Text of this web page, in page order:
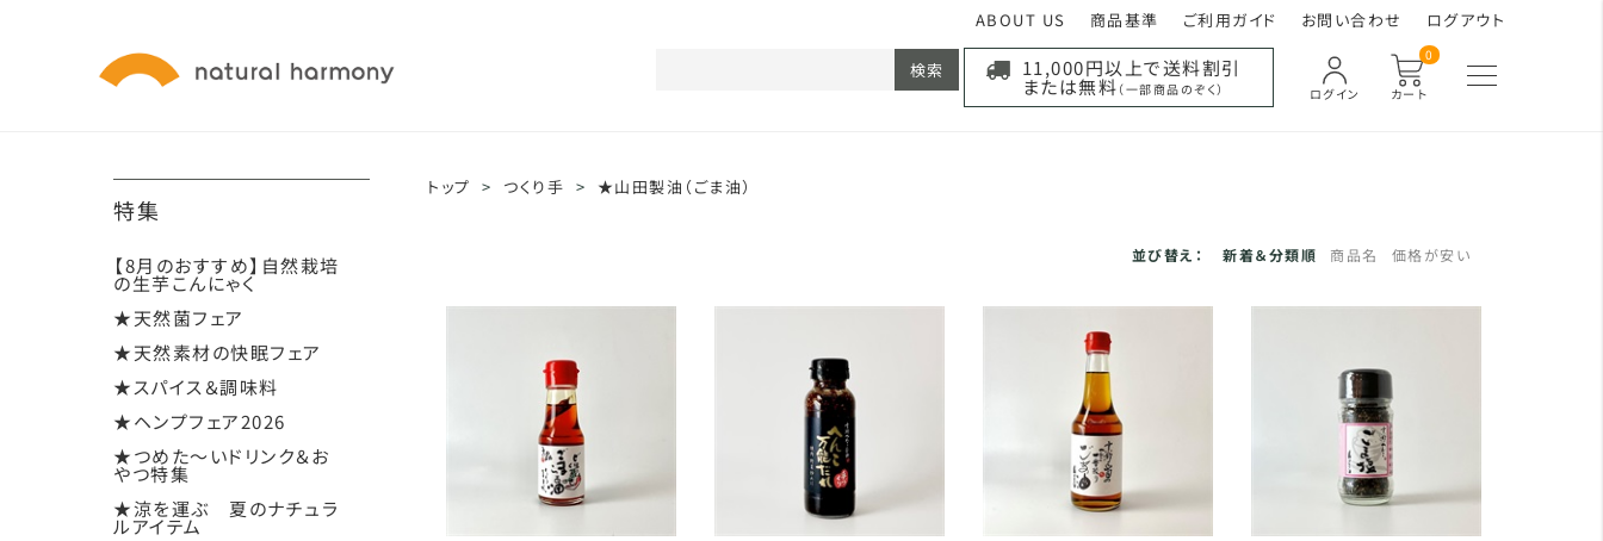
ABOUT US 商品基準 ご利用ガイド お問い合わせ ログアウト
カート
0
ログイン
11,000円以上で送料割引
または無料 （一部商品のぞく）
検索
特集
【8月のおすすめ】自然栽培
の生芋こんにゃく
★天然菌フェア
★天然素材の快眠フェア
★スパイス＆調味料
★ヘンプフェア2026
★つめた～いドリンク＆お
やつ特集
★涼を運ぶ 夏のナチュラ
ルアイテム
トップ > つくり手 > ★山田製油（ごま油）
並び替え： 新着＆分類順 商品名 価格が安い